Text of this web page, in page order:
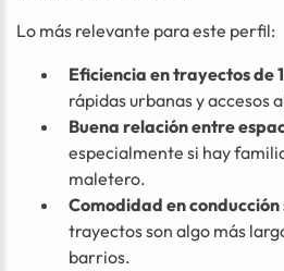
Lo más relevante para este perfil:
Eficiencia en trayectos de
rápidas urbanas y accesos
Buena relación entre
especialmente si hay
maletero.
Comodidad en conducción
trayectos son algo más
barrios.